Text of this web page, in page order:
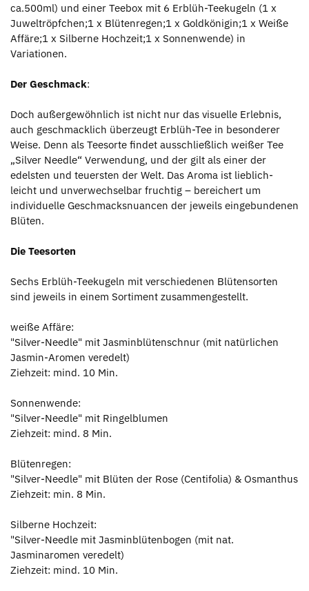
ca.500ml) und einer Teebox mit 6 Erblüh-Teekugeln (1 x
Juweltröpfchen;1 x Blütenregen;1 x Goldkönigin;1 x Weiße
Affäre;1 x Silberne Hochzeit;1 x Sonnenwende) in
Variationen.
Der Geschmack:
Doch außergewöhnlich ist nicht nur das visuelle Erlebnis,
auch geschmacklich überzeugt Erblüh-Tee in besonderer
Weise. Denn als Teesorte findet ausschließlich weißer Tee
„Silver Needle“ Verwendung, und der gilt als einer der
edelsten und teuersten der Welt. Das Aroma ist lieblich-
leicht und unverwechselbar fruchtig – bereichert um
individuelle Geschmacksnuancen der jeweils eingebundenen
Blüten.
Die Teesorten
Sechs Erblüh-Teekugeln mit verschiedenen Blütensorten
sind jeweils in einem Sortiment zusammengestellt.
weiße Affäre:
"Silver-Needle" mit Jasminblütenschnur (mit natürlichen
Jasmin-Aromen veredelt)
Ziehzeit: mind. 10 Min.
Sonnenwende:
"Silver-Needle" mit Ringelblumen
Ziehzeit: mind. 8 Min.
Blütenregen:
"Silver-Needle" mit Blüten der Rose (Centifolia) & Osmanthus
Ziehzeit: min. 8 Min.
Silberne Hochzeit:
"Silver-Needle mit Jasminblütenbogen (mit nat.
Jasminaromen veredelt)
Ziehzeit: mind. 10 Min.